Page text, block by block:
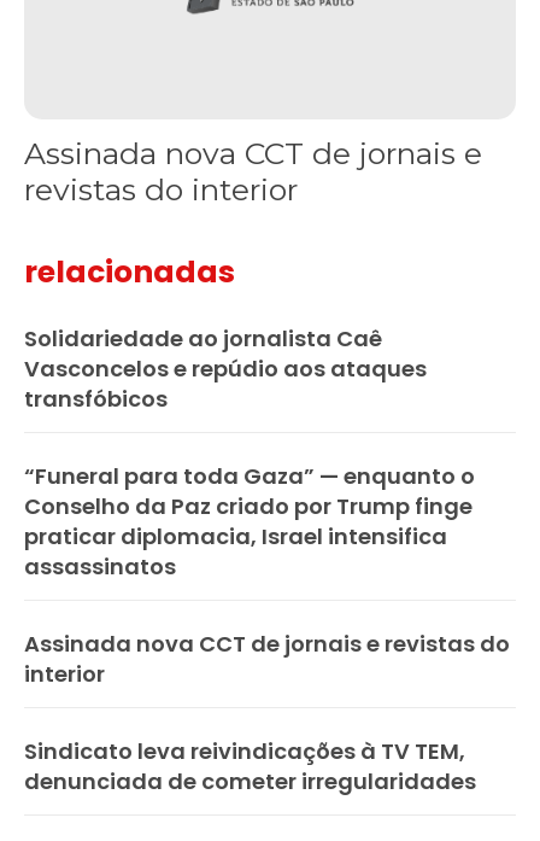
Assinada nova CCT de jornais e
revistas do interior
relacionadas
Solidariedade ao jornalista Caê
Vasconcelos e repúdio aos ataques
transfóbicos
“Funeral para toda Gaza” — enquanto o
Conselho da Paz criado por Trump finge
praticar diplomacia, Israel intensifica
assassinatos
Assinada nova CCT de jornais e revistas do
interior
Sindicato leva reivindicações à TV TEM,
denunciada de cometer irregularidades